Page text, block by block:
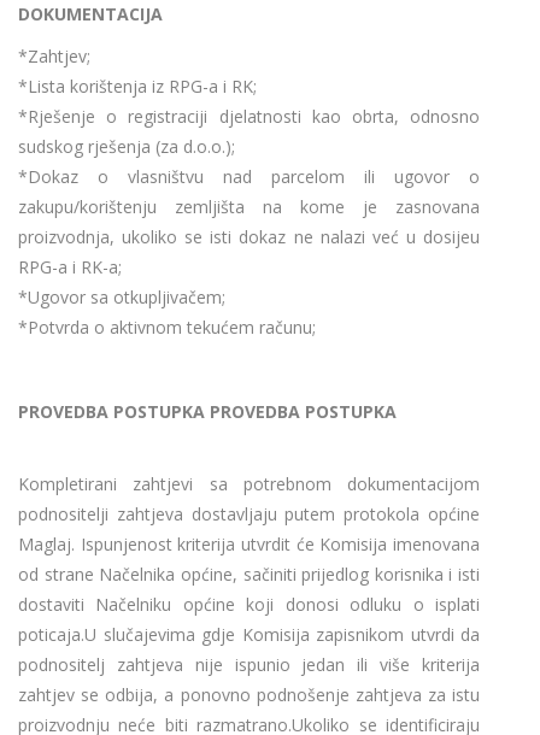
DOKUMENTACIJA
*Zahtjev;
*Lista korištenja iz RPG-a i RK;
*Rješenje o registraciji djelatnosti kao obrta, odnosno
sudskog rješenja (za d.o.o.);
*Dokaz o vlasništvu nad parcelom ili ugovor o
zakupu/korištenju zemljišta na kome je zasnovana
proizvodnja, ukoliko se isti dokaz ne nalazi već u dosijeu
RPG-a i RK-a;
*Ugovor sa otkupljivačem;
*Potvrda o aktivnom tekućem računu;
PROVEDBA POSTUPKA PROVEDBA POSTUPKA
Kompletirani zahtjevi sa potrebnom dokumentacijom
podnositelji zahtjeva dostavljaju putem protokola općine
Maglaj. Ispunjenost kriterija utvrdit će Komisija imenovana
od strane Načelnika općine, sačiniti prijedlog korisnika i isti
dostaviti Načelniku općine koji donosi odluku o isplati
poticaja.U slučajevima gdje Komisija zapisnikom utvrdi da
podnositelj zahtjeva nije ispunio jedan ili više kriterija
zahtjev se odbija, a ponovno podnošenje zahtjeva za istu
proizvodnju neće biti razmatrano.Ukoliko se identificiraju